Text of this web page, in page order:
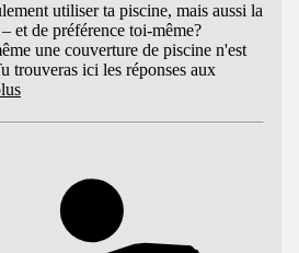
utiliser ta piscine, mais aussi la
et de préférence toi-même?
une couverture de piscine n'est
trouveras ici les réponses aux